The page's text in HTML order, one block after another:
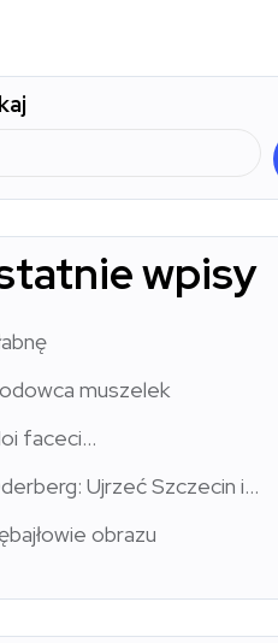
wpisy
muszelek
faceci…
Ujrzeć Szczecin i…
obrazu